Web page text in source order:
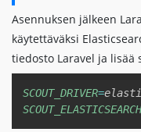
Asennuksen jälkeen
käytettäväksi
tiedosto Laravel ja
SCOUT_DRIVER=